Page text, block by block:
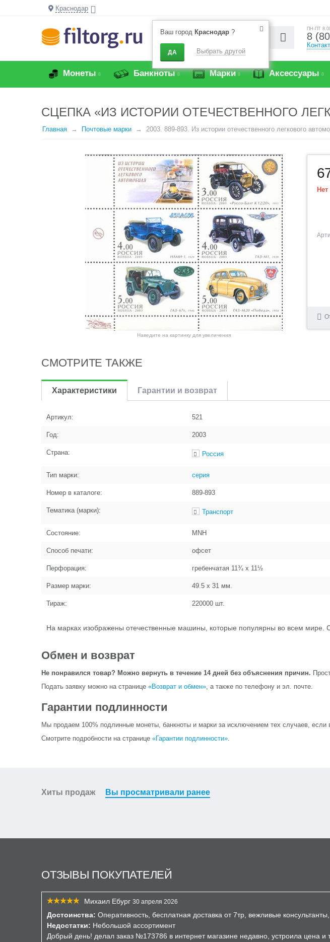
Краснодар
Ваш город Краснодар ?
ДА Выбрать другой
ПН-ПТ
8
Монеты Банкноты Марки Аксессуары
СЦЕПКА «ИЗ ИСТОРИИ ОТЕЧЕСТВЕННОГО
Главная Почтовые марки 2003. 889-893. Из истории отечественного легкового
Наведите на картинку для увеличения
СМОТРИТЕ ТАКЖЕ
Характеристики Гарантии и возврат
Артикул: 521
Год: 2003
Страна: Россия
Тип марки: серия
Номер в каталоге: 889-893
Тематика (марки): Транспорт
Состояние: MNH
Способ печати: офсет
Перфорация: гребенчатая 11¾ x 11½
Размер марки: 49.5 x 31 мм.
Тираж: 220000 шт.
На марках изображены отечественные машины, которые популярны во всем мире.
Обмен и возврат
Не понравился товар? Можно вернуть в течение 14 дней без объяснения причин.
Подать заявку можно на странице «Возврат и обмен», а также по телефону и эл. почте.
Гарантии подлинности
Мы продаем 100% подлинные монеты, банкноты и марки за исключением тех случаев, если
Смотрите подробности на странице «Гарантии подлинности».
Хиты продаж Вы просматривали ранее
ОТЗЫВЫ ПОКУПАТЕЛЕЙ
Михаил Ебург 30 апреля 2026
Достоинства: Оперативность, бесплатная доставка от 7тр, вежливые
Недостатки: Небольшой ассортимент
Добрый день! делал заказ №173786 в интернет магазине недавно, устроила цена